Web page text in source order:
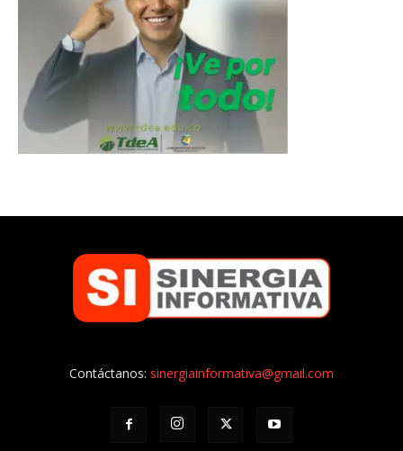
Contáctanos: sinergiainformativa@gmail.com